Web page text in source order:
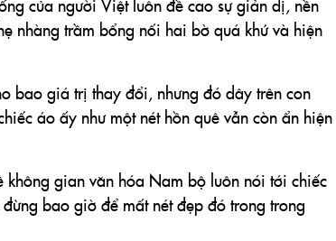
của người Việt luôn đề cao sự giản dị, nền
nhàng trầm bổng nối hai bờ quá khứ và hiện
bao giá trị thay đổi, nhưng đó dây trên con
áo ấy như một nét hồn quê vẫn còn ẩn hiện
không gian văn hóa Nam bộ luôn nói tới chiếc
bao giờ để mất nét đẹp đó trong trong